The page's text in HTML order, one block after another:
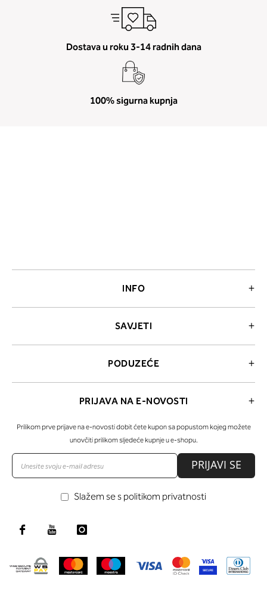
Dostava u roku 3-14 radnih dana
100% sigurna kupnja
INFO
SAVJETI
PODUZEĆE
PRIJAVA NA E-NOVOSTI
Prilikom prve prijave na e-novosti dobit ćete kupon sa popustom kojeg možete
unovčiti prilikom sljedeće kupnje u e-shopu.
PRIJAVI SE
Slažem se s politikom privatnosti